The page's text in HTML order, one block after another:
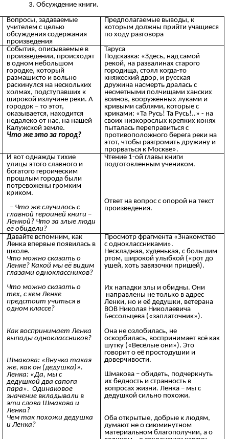
Обсуждение книги.
Вопросы, задаваемые
учителем с целью
обсуждения содержания
произведения
Предполагаемые выводы, к
которым должны прийти учащиеся
по ходу разговора
События, описываемые в
произведении, происходят
в одном небольшом
городке, который
размашисто и вольно
раскинулся на нескольких
холмах, подступавших к
широкой излучине реки. А
городок – то этот,
оказывается, находится
недалеко от нас, на нашей
Калужской земле.
Что же это за город?
Таруса
Подсказка: «Здесь, над самой
рекой, на развалинах старого
городища, стоял когда-то
княжеский двор, и русская
дружина насмерть дралась с
несметными полчищами ханских
воинов, вооружённых луками и
кривыми саблями, которые с
криками: «Та Русь! Та Русь!..» - на
своих низкорослых крепких конях
пыталась переправиться с
противоположного берега реки на
этот, чтобы разгромить дружину и
прорваться к Москве».
И вот однажды тихие
улицы этого славного и
богатого героическим
прошлым города были
потревожены громким
криком.
– Что же случилось с
главной героиней книги –
Ленкой? Что за злые люди
её обидели?
Чтение 1-ой главы книги
подготовленным учеником.
Ответ на вопрос с опорой на текст
произведения.
Давайте вспомним, как
Ленка впервые появилась в
школе.
Что можно сказать о
Ленке? Какой мы её видим
глазами одноклассников?
Что можно сказать о
тех, с кем Ленке
предстоит учиться в
одном классе?
Как воспринимает Ленка
выпады одноклассников?
Шмакова: «Внучка такая
же, как он (дедушка)».
Ленка: «Да, мы с
дедушкой два сапога
пара». Одинаковое
значение вкладывали в
эти слова Шмакова и
Ленка?
Чем так похожи дедушка
и Ленка?
Просмотр фрагмента «Знакомство
с одноклассниками».
Нескладная, худенькая, с большим
ртом, широкой улыбкой («рот до
ушей, хоть завязочки пришей).
Их нападки злы и обидны. Они
направлены не только в адрес
Ленки, но и её дедушки, ветерана
ВОВ Николая Николаевича
Бессольцева («заплаточник»).
Она не озлобилась, не
оскорбилась, воспринимает всё как
шутку («Весёлые они»). Это
говорит о её простодушии и
доверчивости.
Шмакова – обидеть, подчеркнуть
их бедность и странность в
вопросах жизни. Ленка – мы с
дедушкой сильно похожи.
Оба открытые, добрые к людям,
думают не о сиюминутном
материальном благополучии, а о